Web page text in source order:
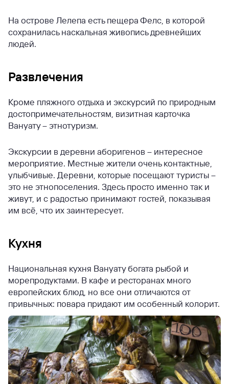
На острове Лелепа есть пещера Фелс, в которой
сохранилась наскальная живопись древнейших
людей.
Развлечения
Кроме пляжного отдыха и экскурсий по природным
достопримечательностям, визитная карточка
Вануату – этнотуризм.
Экскурсии в деревни аборигенов – интересное
мероприятие. Местные жители очень контактные,
улыбчивые. Деревни, которые посещают туристы –
это не этнопоселения. Здесь просто именно так и
живут, и с радостью принимают гостей, показывая
им всё, что их заинтересует.
Кухня
Национальная кухня Вануату богата рыбой и
морепродуктами. В кафе и ресторанах много
европейских блюд, но все они отличаются от
привычных: повара придают им особенный колорит.